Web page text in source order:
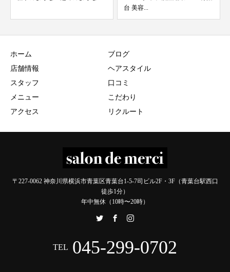
ホーム
店舗情報
スタッフ
メニュー
アクセス
ブログ
ヘアスタイル
口コミ
こだわり
リクルート
〒227-0062 神奈川県横浜市青葉区青葉台1-5-7司ビル2F・3F（青葉台駅西口
徒歩1分）
年中無休（10時〜20時）
TEL 045-299-0702